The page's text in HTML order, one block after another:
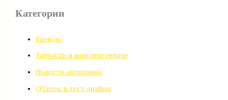
Категории
Бренды
Запчасти и комплектующие
Новости автопрома
Обзоры и тест-драйвы